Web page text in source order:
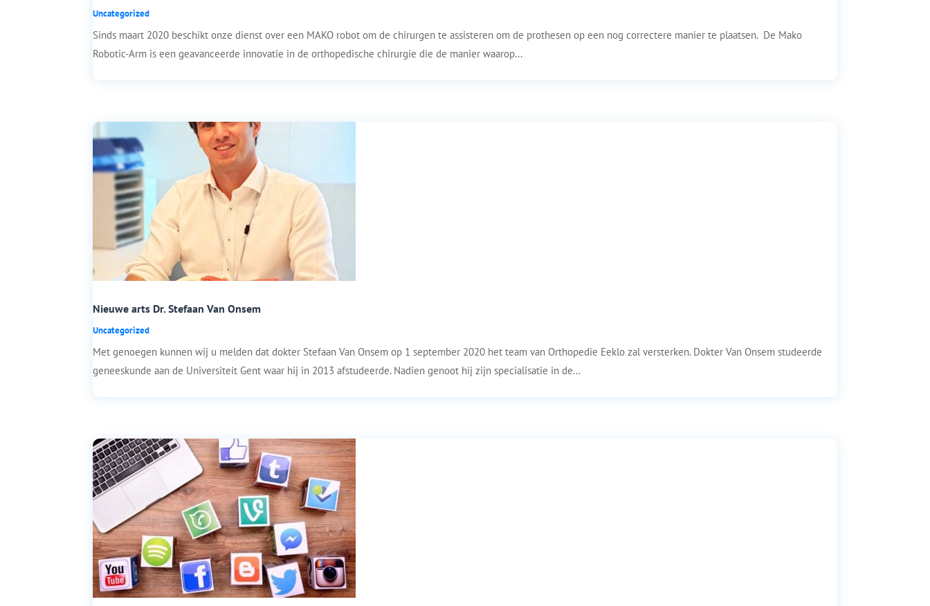
Uncategorized
Sinds maart 2020 beschikt onze dienst over een MAKO robot om de chirurgen te assisteren om de prothesen op een nog correctere manier te plaatsen. De Mako
Robotic-Arm is een geavanceerde innovatie in de orthopedische chirurgie die de manier waarop...
Nieuwe arts Dr. Stefaan Van Onsem
Uncategorized
Met genoegen kunnen wij u melden dat dokter Stefaan Van Onsem op 1 september 2020 het team van Orthopedie Eeklo zal versterken. Dokter Van Onsem studeerde
geneeskunde aan de Universiteit Gent waar hij in 2013 afstudeerde. Nadien genoot hij zijn specialisatie in de...